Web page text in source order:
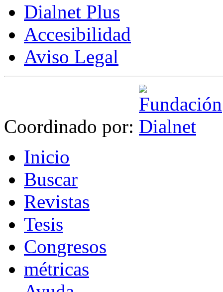
Dialnet Plus
Accesibilidad
Aviso Legal
Coordinado por:
Inicio
Buscar
Revistas
Tesis
Congresos
métricas